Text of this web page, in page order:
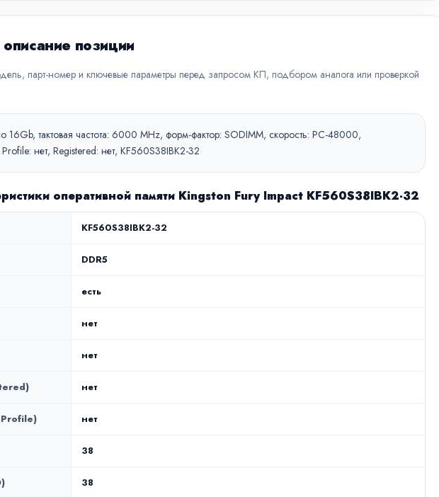
позиции
парт-номер и ключевые параметры перед запросом КП, подбором аналога или проверкой
тактовая частота: 6000 MHz, форм-фактор: SODIMM, скорость: PC-48000,
нет, Registered: нет, KF560S38IBK2-32
оперативной памяти Kingston Fury Impact KF560S38IBK2-32
KF560S38IBK2-32
DDR5
есть
нет
нет
нет
нет
38
38